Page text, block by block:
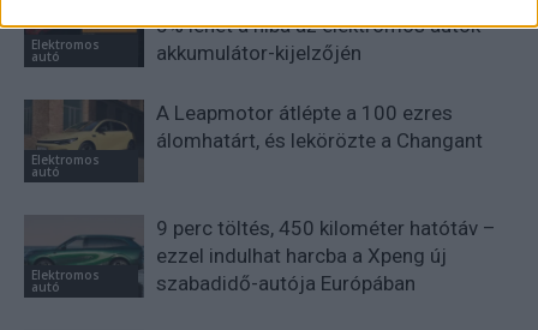
Elektromos
autó
5% lehet a hiba az elektromos autók
akkumulátor-kijelzőjén
Elektromos
autó
A Leapmotor átlépte a 100 ezres
álomhatárt, és lekörözte a Changant
Elektromos
autó
9 perc töltés, 450 kilométer hatótáv –
ezzel indulhat harcba a Xpeng új
szabadidő-autója Európában